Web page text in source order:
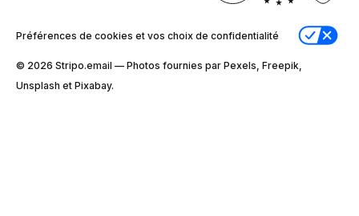
Préférences de cookies et vos choix de confidentialité
© 2026 Stripо.email — Photos fournies par Pexels, Freepik,
Unsplash et Pixabay.